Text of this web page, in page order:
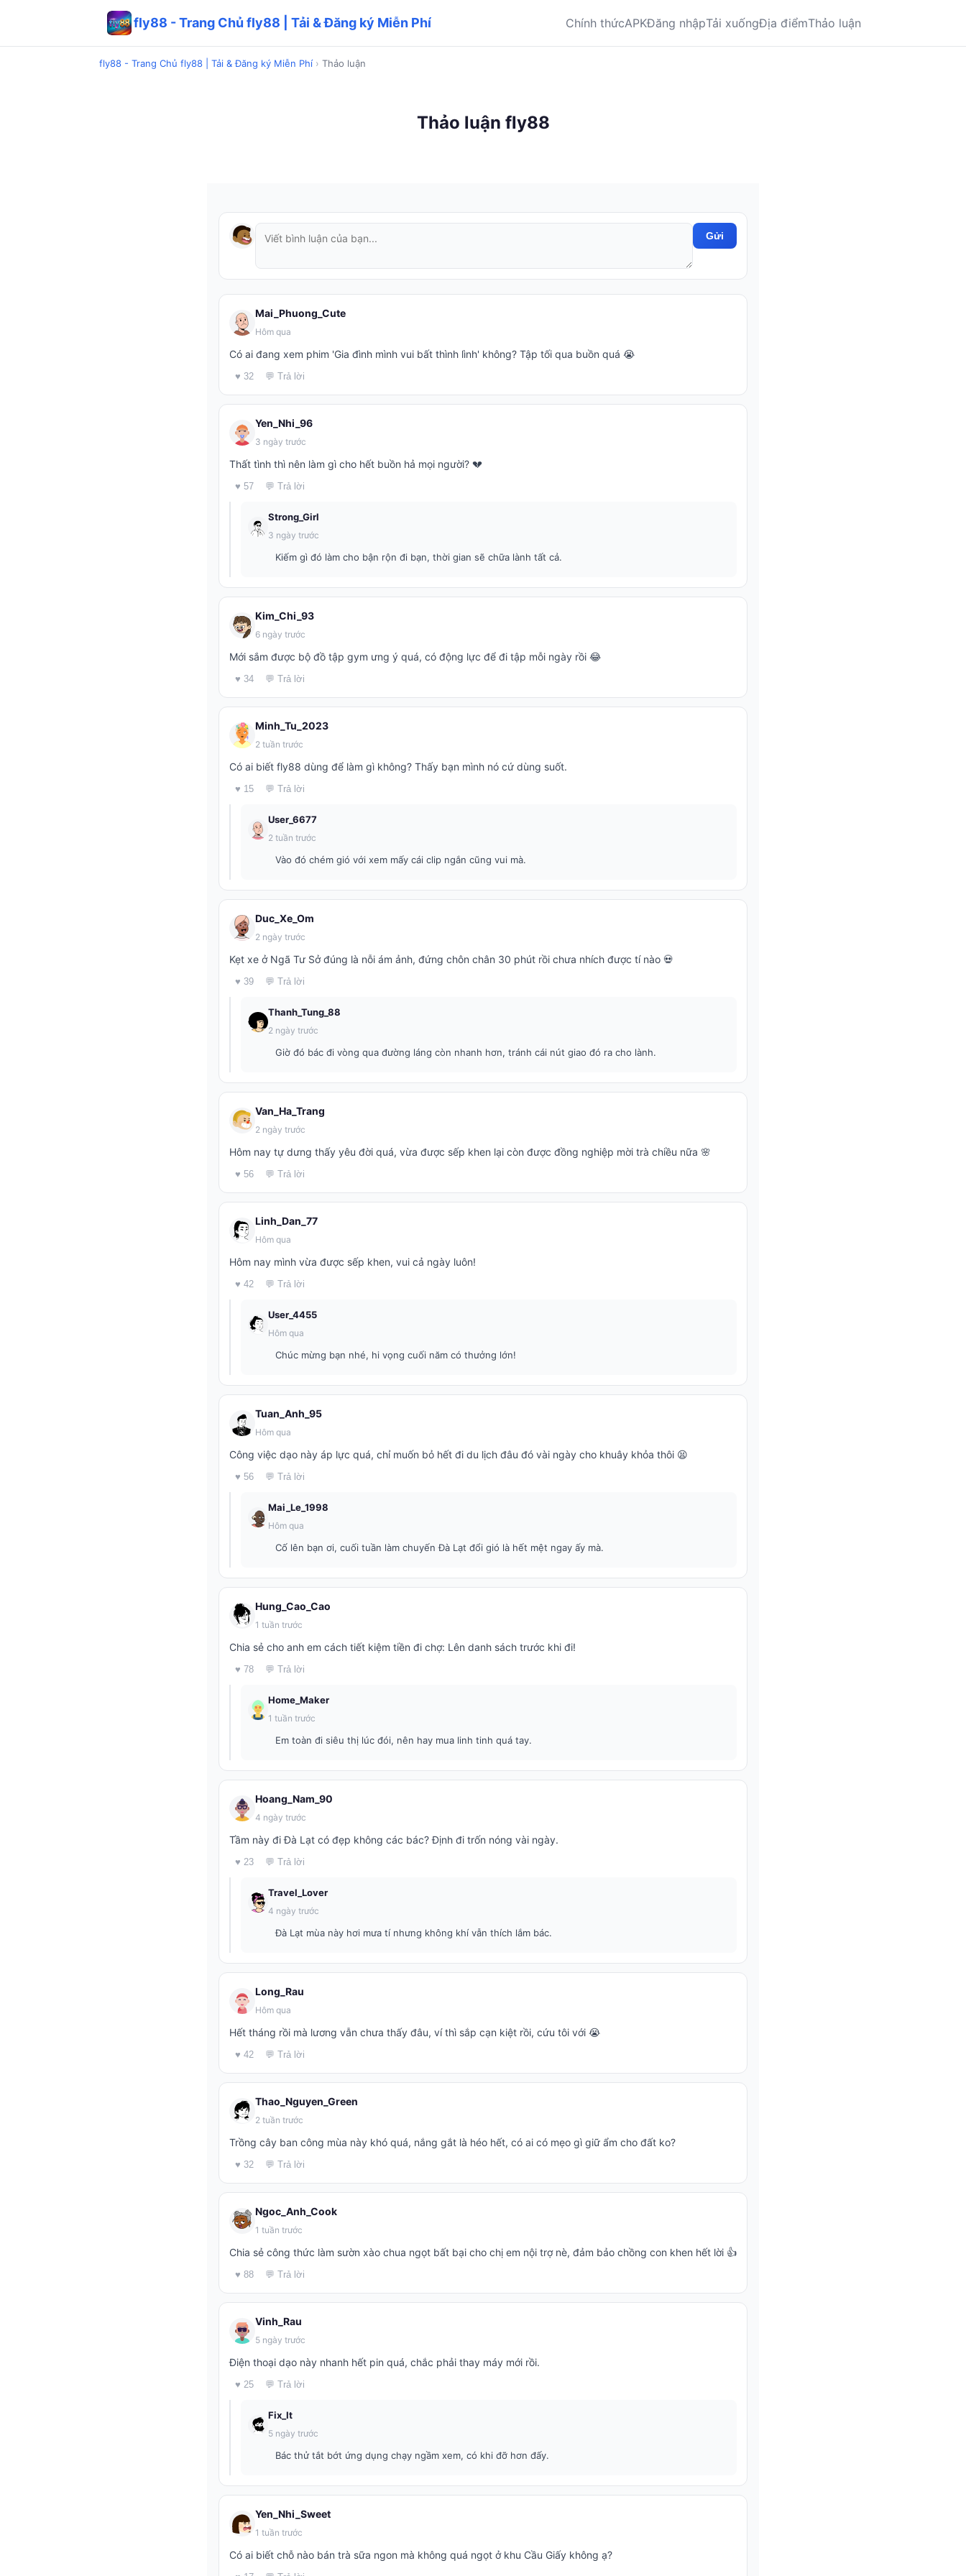
fly88 - Trang Chủ fly88 | Tải & Đăng ký Miễn Phí Chính thứcAPKĐăng nhậpTải xuốngĐịa điểmThảo luận
fly88 - Trang Chủ fly88 | Tải & Đăng ký Miễn Phí › Thảo luận
Thảo luận fly88
Gửi
Mai_Phuong_Cute
Hôm qua
Có ai đang xem phim 'Gia đình mình vui bất thình lình' không? Tập tối qua buồn quá 😭
♥ 32 💬 Trả lời
Yen_Nhi_96
3 ngày trước
Thất tình thì nên làm gì cho hết buồn hả mọi người? 💔
♥ 57 💬 Trả lời
Strong_Girl
3 ngày trước
Kiếm gì đó làm cho bận rộn đi bạn, thời gian sẽ chữa lành tất cả.
Kim_Chi_93
6 ngày trước
Mới sắm được bộ đồ tập gym ưng ý quá, có động lực để đi tập mỗi ngày rồi 😂
♥ 34 💬 Trả lời
Minh_Tu_2023
2 tuần trước
Có ai biết fly88 dùng để làm gì không? Thấy bạn mình nó cứ dùng suốt.
♥ 15 💬 Trả lời
User_6677
2 tuần trước
Vào đó chém gió với xem mấy cái clip ngắn cũng vui mà.
Duc_Xe_Om
2 ngày trước
Kẹt xe ở Ngã Tư Sở đúng là nỗi ám ảnh, đứng chôn chân 30 phút rồi chưa nhích được tí nào 💀
♥ 39 💬 Trả lời
Thanh_Tung_88
2 ngày trước
Giờ đó bác đi vòng qua đường láng còn nhanh hơn, tránh cái nút giao đó ra cho lành.
Van_Ha_Trang
2 ngày trước
Hôm nay tự dưng thấy yêu đời quá, vừa được sếp khen lại còn được đồng nghiệp mời trà chiều nữa 🌸
♥ 56 💬 Trả lời
Linh_Dan_77
Hôm qua
Hôm nay mình vừa được sếp khen, vui cả ngày luôn!
♥ 42 💬 Trả lời
User_4455
Hôm qua
Chúc mừng bạn nhé, hi vọng cuối năm có thưởng lớn!
Tuan_Anh_95
Hôm qua
Công việc dạo này áp lực quá, chỉ muốn bỏ hết đi du lịch đâu đó vài ngày cho khuây khỏa thôi 😫
♥ 56 💬 Trả lời
Mai_Le_1998
Hôm qua
Cố lên bạn ơi, cuối tuần làm chuyến Đà Lạt đổi gió là hết mệt ngay ấy mà.
Hung_Cao_Cao
1 tuần trước
Chia sẻ cho anh em cách tiết kiệm tiền đi chợ: Lên danh sách trước khi đi!
♥ 78 💬 Trả lời
Home_Maker
1 tuần trước
Em toàn đi siêu thị lúc đói, nên hay mua linh tinh quá tay.
Hoang_Nam_90
4 ngày trước
Tầm này đi Đà Lạt có đẹp không các bác? Định đi trốn nóng vài ngày.
♥ 23 💬 Trả lời
Travel_Lover
4 ngày trước
Đà Lạt mùa này hơi mưa tí nhưng không khí vẫn thích lắm bác.
Long_Rau
Hôm qua
Hết tháng rồi mà lương vẫn chưa thấy đâu, ví thì sắp cạn kiệt rồi, cứu tôi với 😭
♥ 42 💬 Trả lời
Thao_Nguyen_Green
2 tuần trước
Trồng cây ban công mùa này khó quá, nắng gắt là héo hết, có ai có mẹo gì giữ ẩm cho đất ko?
♥ 32 💬 Trả lời
Ngoc_Anh_Cook
1 tuần trước
Chia sẻ công thức làm sườn xào chua ngọt bất bại cho chị em nội trợ nè, đảm bảo chồng con khen hết lời 👍
♥ 88 💬 Trả lời
Vinh_Rau
5 ngày trước
Điện thoại dạo này nhanh hết pin quá, chắc phải thay máy mới rồi.
♥ 25 💬 Trả lời
Fix_It
5 ngày trước
Bác thử tắt bớt ứng dụng chạy ngầm xem, có khi đỡ hơn đấy.
Yen_Nhi_Sweet
1 tuần trước
Có ai biết chỗ nào bán trà sữa ngon mà không quá ngọt ở khu Cầu Giấy không ạ?